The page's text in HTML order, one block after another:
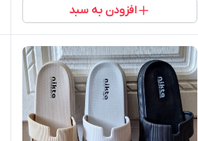
افزودن به سبد